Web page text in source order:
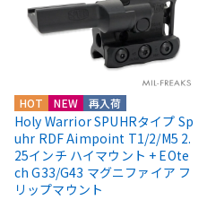
HOT NEW 再入荷
Holy Warrior SPUHRタイプ Sp
uhr RDF Aimpoint T1/2/M5 2.
25インチ ハイマウント + EOte
ch G33/G43 マグニファイア フ
リップマウント